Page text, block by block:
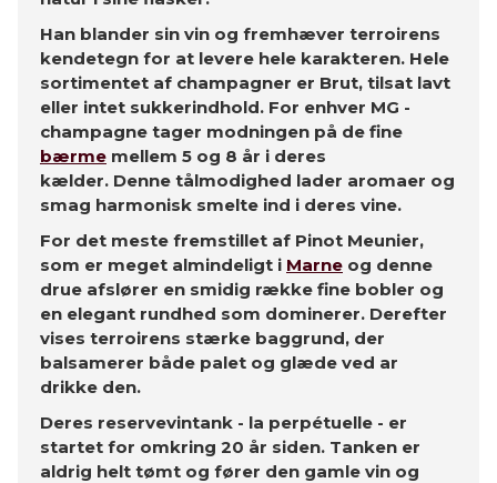
Han blander sin vin og fremhæver terroirens
kendetegn for at levere hele karakteren. Hele
sortimentet af champagner er Brut, tilsat lavt
eller intet sukkerindhold. For enhver MG -
champagne tager modningen på de fine
bærme mellem 5 og 8 år i deres
kælder. Denne tålmodighed lader aromaer og
smag harmonisk smelte ind i deres vine.
For det meste fremstillet af Pinot Meunier,
som er meget almindeligt i Marne og denne
drue afslører en smidig række fine bobler og
en elegant rundhed som dominerer. Derefter
vises terroirens stærke baggrund, der
balsamerer både palet og glæde ved ar
drikke den.
Deres reservevintank - la perpétuelle - er
startet for omkring 20 år siden. Tanken er
aldrig helt tømt og fører den gamle vin og